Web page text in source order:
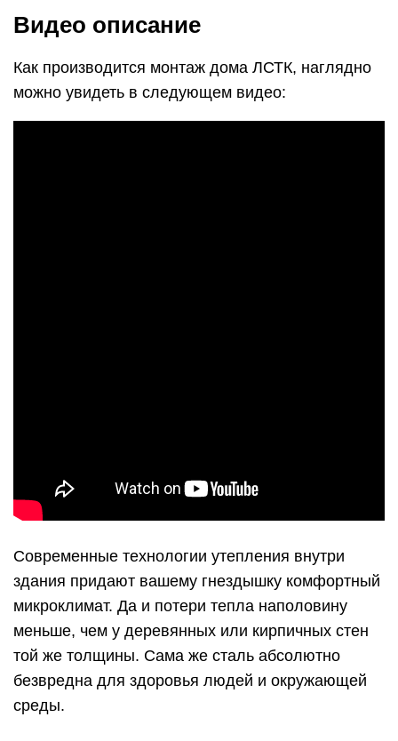
Видео описание
Как производится монтаж дома ЛСТК, наглядно
можно увидеть в следующем видео:
Современные технологии утепления внутри
здания придают вашему гнездышку комфортный
микроклимат. Да и потери тепла наполовину
меньше, чем у деревянных или кирпичных стен
той же толщины. Сама же сталь абсолютно
безвредна для здоровья людей и окружающей
среды.